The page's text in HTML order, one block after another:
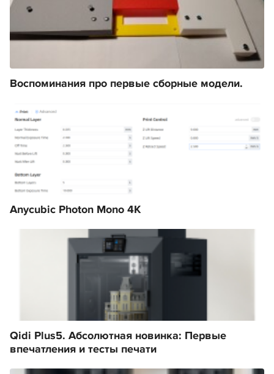
Воспоминания про первые сборные модели.
Anycubic Photon Mono 4K
Qidi Plus5. Абсолютная новинка: Первые
впечатления и тесты печати